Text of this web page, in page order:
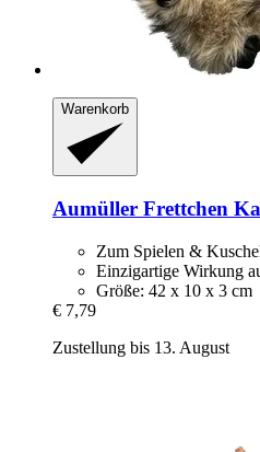
Warenkorb
Aumüller Frettchen
Zum Spielen &
Einzigartige Wirkung
Größe: 42 x 10 x 3 cm
€ 7,79
Zustellung bis 13. August